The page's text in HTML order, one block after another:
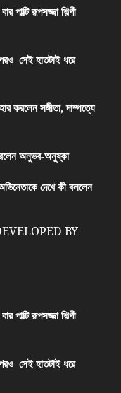
পাল্টি রূপসজ্জা শিল্পী
সেই হাতটাই ধরে
করলেন সঙ্গীতা, দাম্পত্যে
অনুভব-অনুষ্কা
দেখে কী বললেন
BY
পাল্টি রূপসজ্জা শিল্পী
সেই হাতটাই ধরে